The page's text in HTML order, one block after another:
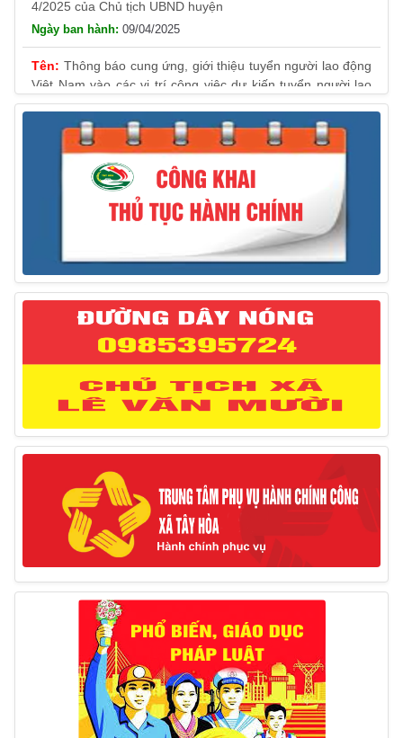
09/04/2025
Thông báo cung ứng, giới thiệu tuyển người lao động
Việt Nam vào các vị trí công việc dự kiến tuyển người lao
động nước ngoài
31/03/2025
Thông báo treo cờ Tổ quốc nhân kỷ niệm 50 năm
Ngày giải phóng tỉnh Phú Yên (01/4/1975 – 01/4/2025)
28/03/2025
Thông báo giới thiệu, cung ứng lao động Việt Nam
cho Liên danh Hengtong International Engineering Co.,Ltd
27/03/2025
Thông báo đăng ký tiếp công dân định kỳ đợt 02
tháng 3/2025 của Chủ tịch UBND huyện
12/03/2025
Thông báo lịch công tác của Chủ tịch, các Phó Chủ
tịch UBND huyện và Phó Chủ tịch Hội đồng nhân dân
10/03/2025
Thông báo tổ chức thực hiện Cưỡng chế buộc thực
hiện biện pháp khắc phục hậu quả trong lĩnh vực đất đai
17/06/2025
Thông báo đăng ký tiếp công dân định kỳ đợt 01
26/05/2025
Lịch tiếp công dân định kỳ đợt 1 tháng 5/2025 của
Chủ tịch UBND huyện
09/05/2025